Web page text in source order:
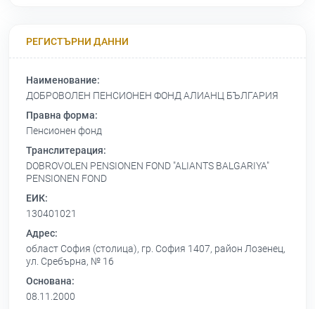
РЕГИСТЪРНИ ДАННИ
Наименование:
ДОБРОВОЛЕН ПЕНСИОНЕН ФОНД АЛИАНЦ БЪЛГАРИЯ
Правна форма:
Пенсионен фонд
Транслитерация:
DOBROVOLEN PENSIONEN FOND "ALIANTS BALGARIYA"
PENSIONEN FOND
ЕИК:
130401021
Адрес:
област София (столица), гр. София 1407, район Лозенец,
ул. Сребърна, № 16
Основана:
08.11.2000